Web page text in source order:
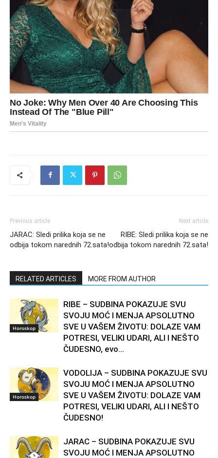
Previous article
JARAC: Sledi prilika koja se ne
odbija tokom narednih 72.sata!
Next article
RIBE: Sledi prilika koja se ne
odbija tokom narednih 72.sata!
RELATED ARTICLES MORE FROM AUTHOR
Horoskop
RIBE – SUDBINA POKAZUJE SVU
SVOJU MOĆ I MENJA APSOLUTNO
SVE U VAŠEM ŽIVOTU: DOLAZE VAM
POTRESI, VELIKI UDARI, ALI I NEŠTO
ČUDESNO, evo...
Horoskop
VODOLIJA – SUDBINA POKAZUJE SVU
SVOJU MOĆ I MENJA APSOLUTNO
SVE U VAŠEM ŽIVOTU: DOLAZE VAM
POTRESI, VELIKI UDARI, ALI I NEŠTO
ČUDESNO!
JARAC – SUDBINA POKAZUJE SVU
SVOJU MOĆ I MENJA APSOLUTNO